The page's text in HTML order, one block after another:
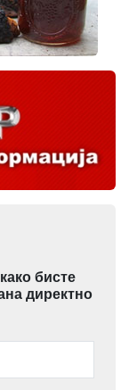
бисте
директно